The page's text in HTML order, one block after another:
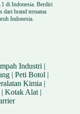
di Indonesia. Berdiri
dari brand ternama
Indonesia.
Industri |
|Peti Botol |
Kimia |
| Kotak Alat|